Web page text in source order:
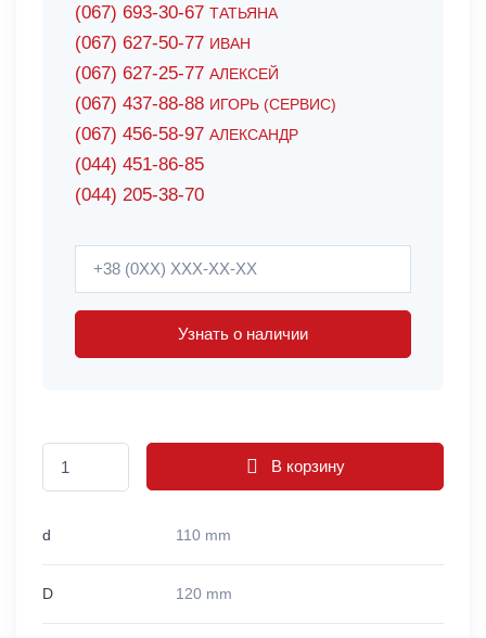
(067) 693-30-67 ТАТЬЯНА
(067) 627-50-77 ИВАН
(067) 627-25-77 АЛЕКСЕЙ
(067) 437-88-88 ИГОРЬ (СЕРВИС)
(067) 456-58-97 АЛЕКСАНДР
(044) 451-86-85
(044) 205-38-70
Узнать о наличии
В корзину
d 110 mm
D 120 mm